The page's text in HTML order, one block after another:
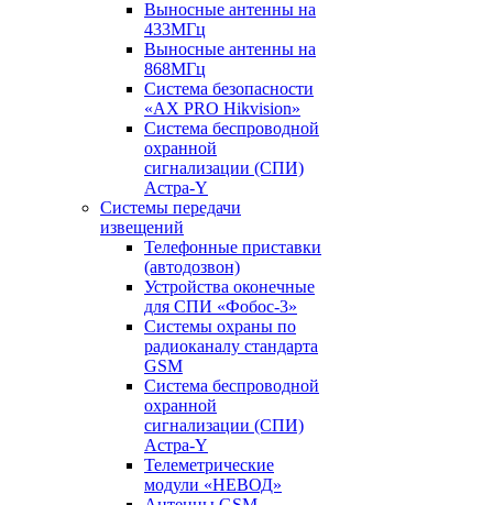
Выносные антенны на
433МГц
Выносные антенны на
868МГц
Система безопасности
«AX PRO Hikvision»
Система беспроводной
охранной
сигнализации (СПИ)
Астра-Y
Системы передачи
извещений
Телефонные приставки
(автодозвон)
Устройства оконечные
для СПИ «Фобос-3»
Системы охраны по
радиоканалу стандарта
GSM
Система беспроводной
охранной
сигнализации (СПИ)
Астра-Y
Телеметрические
модули «НЕВОД»